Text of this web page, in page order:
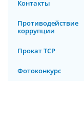
Контакты
Противодействие
коррупции
Прокат ТСР
Фотоконкурс